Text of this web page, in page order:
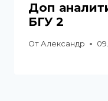
Доп
БГУ 2
От Александр